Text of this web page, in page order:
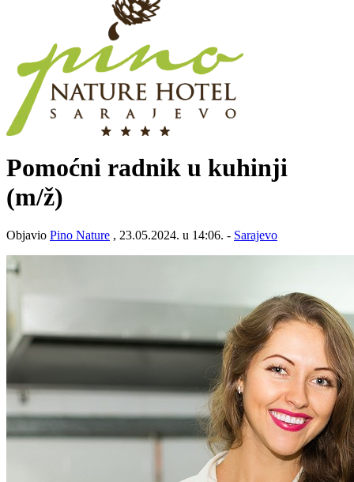
Pomoćni radnik u kuhinji
(m/ž)
Objavio Pino Nature , 23.05.2024. u 14:06. - Sarajevo